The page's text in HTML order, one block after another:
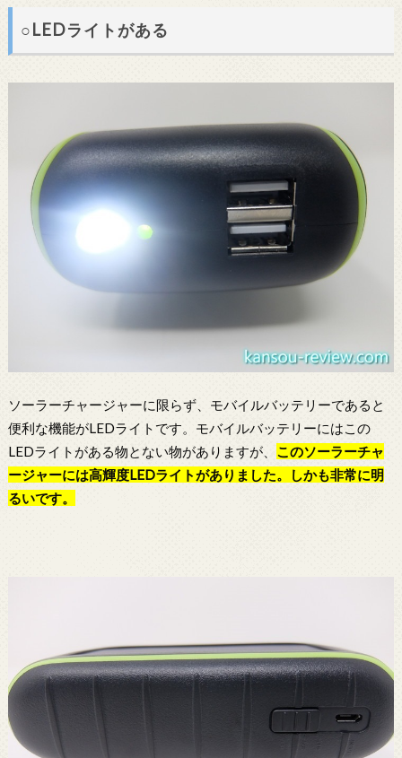
○LEDライトがある
ソーラーチャージャーに限らず、モバイルバッテリーであると
便利な機能がLEDライトです。モバイルバッテリーにはこの
LEDライトがある物とない物がありますが、 このソーラーチャ
ージャーには高輝度LEDライトがありました。しかも非常に明
るいです。